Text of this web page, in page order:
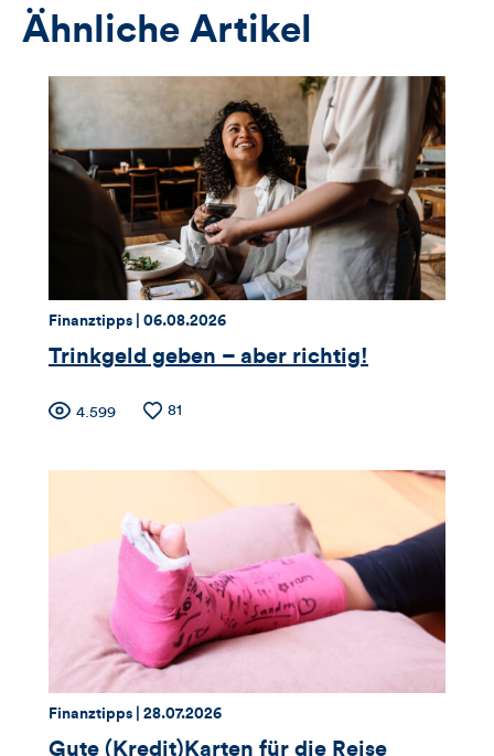
Ähnliche Artikel
Thema:
Finanztipps | Datum:
06.08.2026
Trinkgeld geben – aber richtig!
Zähler
für
Views,
Likes
und
Kommentare
dieses
Artikels
Anzahl4.599
Anzahl
81
Thema:
Finanztipps | Datum:
28.07.2026
Gute (Kredit)Karten für die Reise